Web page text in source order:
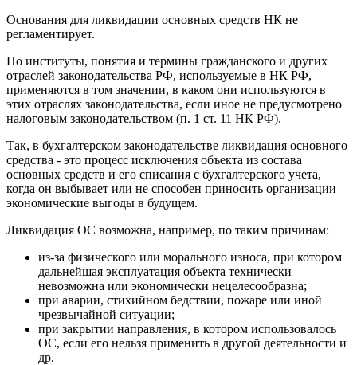
Основания для ликвидации основных средств НК не
регламентирует.
Но институты, понятия и термины гражданского и других
отраслей законодательства РФ, используемые в НК РФ,
применяются в том значении, в каком они используются в
этих отраслях законодательства, если иное не предусмотрено
налоговым законодательством (п. 1 ст. 11 НК РФ).
Так, в бухгалтерском законодательстве ликвидация основного
средства - это процесс исключения объекта из состава
основных средств и его списания с бухгалтерского учета,
когда он выбывает или не способен приносить организации
экономические выгоды в будущем.
Ликвидация ОС возможна, например, по таким причинам:
из-за физического или морального износа, при котором
дальнейшая эксплуатация объекта технически
невозможна или экономически нецелесообразна;
при аварии, стихийном бедствии, пожаре или иной
чрезвычайной ситуации;
при закрытии направления, в котором использовалось
ОС, если его нельзя применить в другой деятельности и
др.